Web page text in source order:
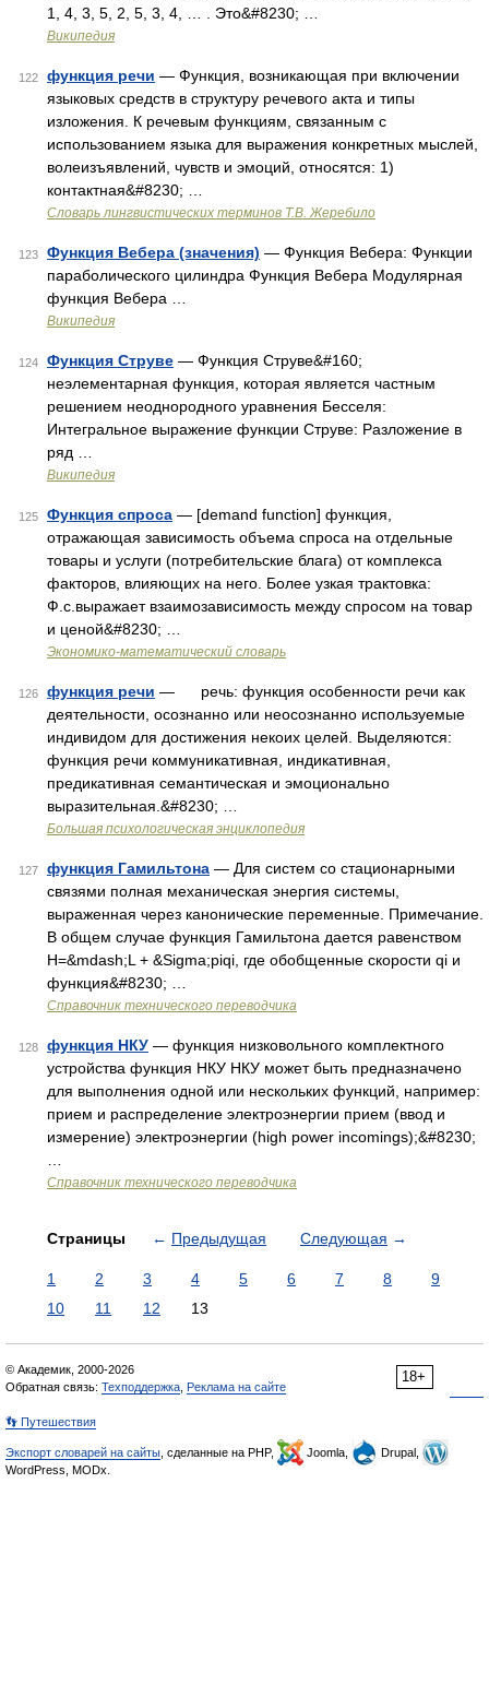
1, 4, 3, 5, 2, 5, 3, 4, … . Это&#8230; …
Википедия
122 функция речи — Функция, возникающая при включении
языковых средств в структуру речевого акта и типы
изложения. К речевым функциям, связанным с
использованием языка для выражения конкретных мыслей,
волеизъявлений, чувств и эмоций, относятся: 1)
контактная&#8230; …
Словарь лингвистических терминов Т.В. Жеребило
123 Функция Вебера (значения) — Функция Вебера: Функции
параболического цилиндра Функция Вебера Модулярная
функция Вебера …
Википедия
124 Функция Струве — Функция Струве&#160;
неэлементарная функция, которая является частным
решением неоднородного уравнения Бесселя:
Интегральное выражение функции Струве: Разложение в
ряд …
Википедия
125 Функция спроса — [demand function] функция,
отражающая зависимость объема спроса на отдельные
товары и услуги (потребительские блага) от комплекса
факторов, влияющих на него. Более узкая трактовка:
Ф.с.выражает взаимозависимость между спросом на товар
и ценой&#8230; …
Экономико-математический словарь
126 функция речи — речь: функция особенности речи как
деятельности, осознанно или неосознанно используемые
индивидом для достижения некоих целей. Выделяются:
функция речи коммуникативная, индикативная,
предикативная семантическая и эмоционально
выразительная.&#8230; …
Большая психологическая энциклопедия
127 функция Гамильтона — Для систем со стационарными
связями полная механическая энергия системы,
выраженная через канонические переменные. Примечание.
В общем случае функция Гамильтона дается равенством
H=&mdash;L + &Sigma;piqi, где обобщенные скорости qi и
функция&#8230; …
Справочник технического переводчика
128 функция НКУ — функция низковольного комплектного
устройства функция НКУ НКУ может быть предназначено
для выполнения одной или нескольких функций, например:
прием и распределение электроэнергии прием (ввод и
измерение) электроэнергии (high power incomings);&#8230;
Справочник технического переводчика
Страницы ← Предыдущая Следующая →
1 2 3 4 5 6 7 8
9
10
11 12 13
18+
© Академик, 2000-2026
Обратная связь: Техподдержка Реклама на сайте
👣 Путешествия
Экспорт словарей на сайты , сделанные на PHP, Joomla,
Drupal,
WordPress, MODx.